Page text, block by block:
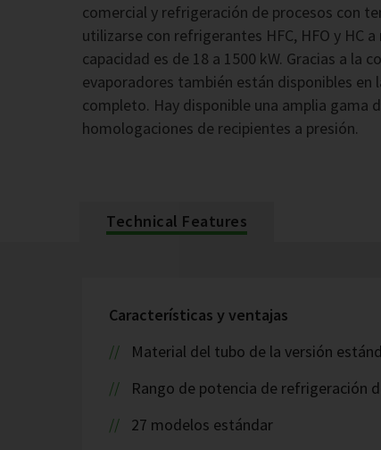
comercial y refrigeración de procesos con
utilizarse con refrigerantes HFC, HFO y HC
capacidad es de 18 a 1500 kW. Gracias a la
evaporadores también están disponibles
completo. Hay disponible una amplia gama
homologaciones de recipientes a presión.
Technical Features
Características y ventajas
Material del tubo de la versión
Rango de potencia de refrigeración
27 modelos estándar